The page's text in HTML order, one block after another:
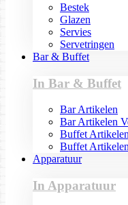
Bestek
Glazen
Servies
Servetringen
Bar & Buffet
In Bar & Buffet
Bar Artikelen
Bar Artikelen
Buffet Artikelen
Buffet
Apparatuur
In Apparatuur